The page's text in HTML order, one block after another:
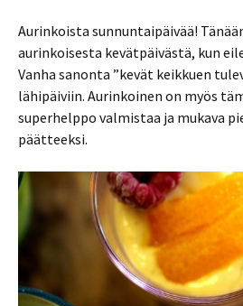
Aurinkoista sunnuntaipäivää!
aurinkoisesta kevätpäivästä, kun
Vanha sanonta ”kevät keikkuen
lähipäiviin. Aurinkoinen on myös
superhelppo valmistaa ja mukava
päätteeksi.